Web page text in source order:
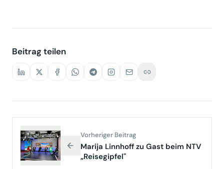
Beitrag teilen
Vorheriger Beitrag
Marija Linnhoff zu Gast beim NTV
„Reisegipfel"